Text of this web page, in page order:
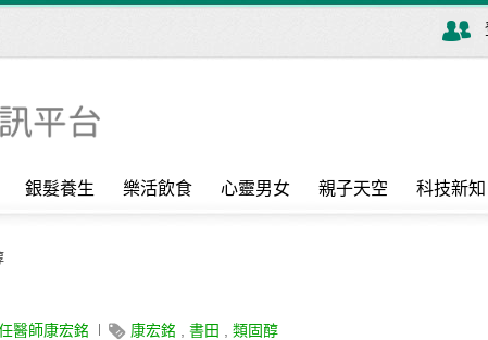
銀髮養生 樂活飲食 心靈男女 親子天空 科技新知
醫師康宏銘 康宏銘 書田 類固醇